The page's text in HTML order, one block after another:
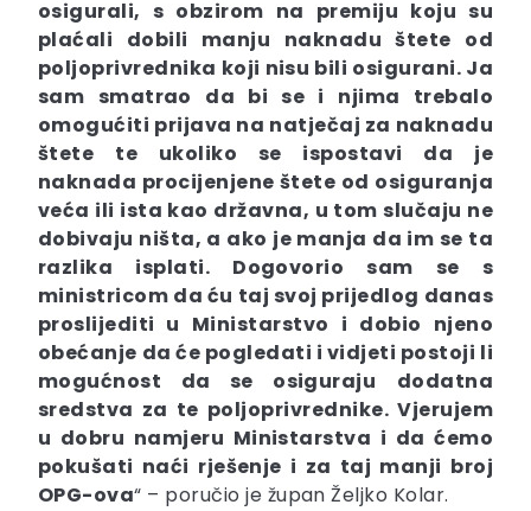
osigurali, s obzirom na premiju koju su
plaćali dobili manju naknadu štete od
poljoprivrednika koji nisu bili osigurani. Ja
sam smatrao da bi se i njima trebalo
omogućiti prijava na natječaj za naknadu
štete te ukoliko se ispostavi da je
naknada procijenjene štete od osiguranja
veća ili ista kao državna, u tom slučaju ne
dobivaju ništa, a ako je manja da im se ta
razlika isplati. Dogovorio sam se s
ministricom da ću taj svoj prijedlog danas
proslijediti u Ministarstvo i dobio njeno
obećanje da će pogledati i vidjeti postoji li
mogućnost da se osiguraju
dodatna
sredstva za te poljoprivrednike. Vjerujem
u dobru namjeru Ministarstva i da ćemo
pokušati naći rješenje i za taj manji broj
OPG-ova“ – poručio je župan Željko Kolar.